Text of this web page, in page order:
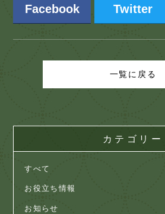
Facebook Twitter
一覧に戻る
カテゴリー
すべて
お役立ち情報
お知らせ